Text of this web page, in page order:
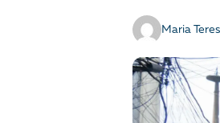
Manual geral de conduta
Organizações
Maria